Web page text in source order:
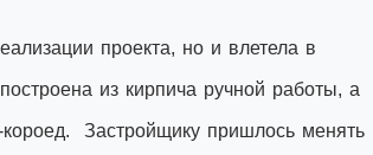
проекта, но и влетела в
из кирпича ручной работы, а
Застройщику пришлось менять